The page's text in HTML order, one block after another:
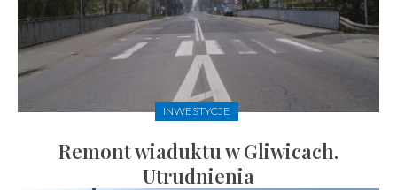
INWESTYCJE
Remont wiaduktu w Gliwicach.
Utrudnienia